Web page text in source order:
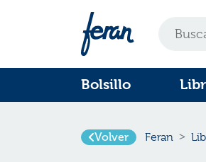
Bolsillo
Volver Feran